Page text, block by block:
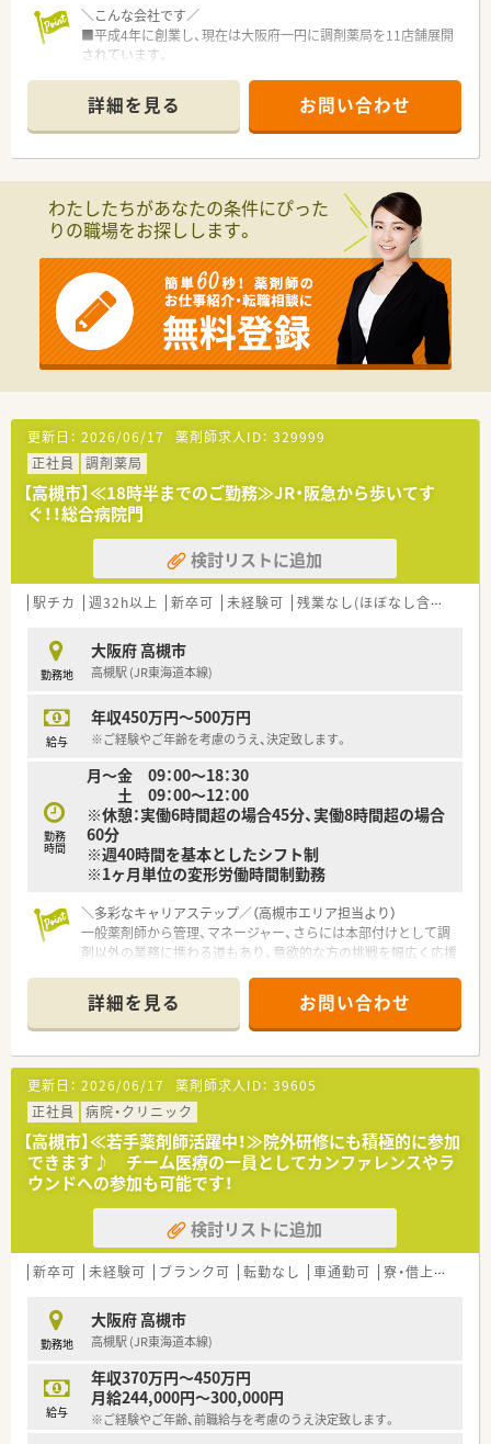
＼こんな会社です／
■平成4年に創業し、現在は大阪府一円に調剤薬局を11店舗展開
されています。
目指せる法人様です♪
～社風～
■人間性を重視した採用方針！
■ご家庭との両立にも理解があり社風！協力体制もバッチリな環
境です◎
～休暇制度・研修制度～
■夏季休暇や年末年始休暇しっかり取れます
■年に4回の全体研修等定期的に勉強会を実施
スキルアップはもちろん、勉強会の後のお食事会など横のつなが
りも大事にされています☆
～その他～
ステムやロボピック等の設備が整備されています
■老人ホームなどの施設や個人宅、在宅医療への取り組みも積極
的に行っておられます！訪問時には薬剤師と運転手のペアで訪問
する体制を整えておられます☆
＼ こんな薬局です！ ／
＼ こんな薬局です ／
■阪急京都線「総持寺駅」から徒歩10分の薬局
■白を基調とした清潔感あふれる広々空間が特徴の薬局です♪
ています
■幅広い科目＋処方内容も濃いものも多く非常に勉強になりま
■ロボピックや全自動分包機、自動練り機など機材も充実してい
ます！
■薬剤師6名体制でチームワーク良くお仕事されていますよ。
＼ コンサルタントおすすめポイント★ ／
■お人柄重視のご面接ということもあり、人間関係良く定着率も
良い薬局です！
■長い方だと20年以上！長くご勤務されている方が多い社風で
す。
■ご家庭との両立にもご理解があり協力体制もしっかりしてい
る環境です。
＼こんな方にオススメです／
■常時複数名体制でにぎやかに働きたい方
■週3日から！平日18時までのご勤務でワークライフバランス整
詳細を見る お問い合わせ
わたしたちがあなたの条件にぴった
りの職場をお探しします。
更新日： 2026/06/17 薬剤師求人ID： 329999
正社員
調剤薬局
【高槻市】≪18時半までのご勤務≫JR・阪急から歩いてす
ぐ！！総合病院門
検討リストに追加
駅チカ 週32h以上 新卒可 未経験可 残業なし(ほぼなし含む)
勤務地
大阪府 高槻市
高槻駅 (JR東海道本線)
給与
年収450万円～500万円
※ご経験やご年齢を考慮のうえ、決定致します。
勤務
時間
月～金 09：00～18：30
土 09：00～12：00
※休憩：実働6時間超の場合45分、実働8時間超の場合
60分
※週40時間を基本としたシフト制
※1ヶ月単位の変形労働時間制勤務
＼多彩なキャリアステップ／（高槻市エリア担当より）
一般薬剤師から管理、マネージャー、さらには本部付けとして調
剤以外の業務に携わる道もあり、意欲的な方の挑戦を幅広く応援
＊------------------------------------------＊
【店舗情報と応需状況について】
■JR東海道本線の高槻駅や阪急京都本線の高槻市駅から徒歩圏
内にあり、毎日のスマートな通勤アクセスが大変便利な薬局で
す。
■隣接する高槻病院からの処方箋の割合が非常に高く、精神科を
含む総合科目を面応需と合わせて幅広く扱える環境です。
■1日あたりの処方箋応需枚数は平均100枚と少し多めですが、
スタッフ同士が密に連携を取りながらテキパキと対応していま
す。
【想定される業務内容】
■隣接する総合病院や近隣のクリニックから届く多種多様な処
方箋に基づき、正確な調剤業務やスピーディーな監査を行いま
す。
た患者様一人ひとりの不安に寄り添う丁寧な服薬指導を行いま
す。
■会社目標である服薬フォローアップとして、電話やLINEとい
ったツールを用いた退局後の優しいサポート業務にも携わりま
す。
【職場環境と雰囲気】
詳細を見る お問い合わせ
更新日： 2026/06/17 薬剤師求人ID： 39605
正社員
病院・クリニック
【高槻市】≪若手薬剤師活躍中！≫院外研修にも積極的に参加
できます♪ チーム医療の一員としてカンファレンスやラ
ウンドへの参加も可能です！
検討リストに追加
新卒可 未経験可 ブランク可 転勤なし 車通勤可 寮・借上社宅あり
勤務地
大阪府 高槻市
高槻駅 (JR東海道本線)
給与
年収370万円～450万円
月給244,000円～300,000円
※ご経験やご年齢、前職給与を考慮のうえ決定致します。